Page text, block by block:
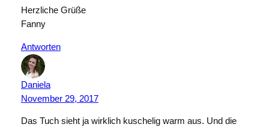
Herzliche Grüße
Fanny
Antworten
Daniela
November 29, 2017
Das Tuch sieht ja wirklich kuschelig warm aus. Und die